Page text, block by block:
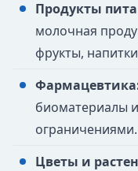
Продукты
молочная
фрукты,
биоматериалы
ограничениями.
Цветы и